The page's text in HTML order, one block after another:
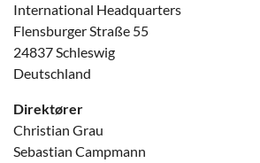
International Headquarters
Flensburger Straße 55
24837 Schleswig
Deutschland
Direktører
Christian Grau
Sebastian Campmann